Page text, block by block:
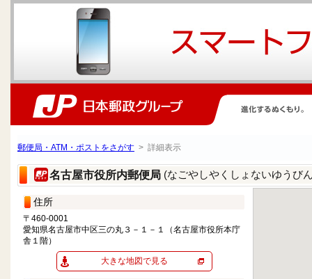
郵便局・ATM・ポストをさがす > 詳細表示
名古屋市役所内郵便局 (なごやしやくしょないゆうび
住所
〒460-0001
愛知県名古屋市中区三の丸３－１－１（名古屋市役所本庁
舎１階）
大きな地図で見る